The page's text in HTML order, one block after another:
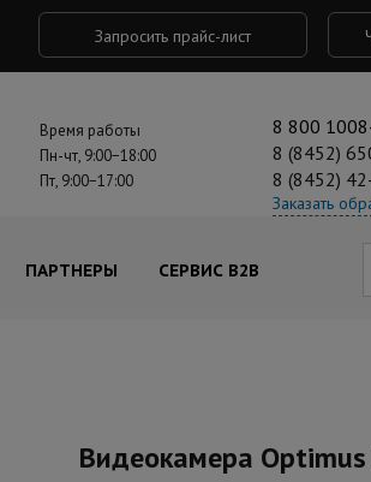
Запросить прайс-лист
Время работы
Пн-чт, 9:00−18:00
Пт, 9:00−17:00
8 800
8 (8452)
8 (8452)
Заказать
ПАРТНЕРЫ СЕРВИС B2B
Видеокамера